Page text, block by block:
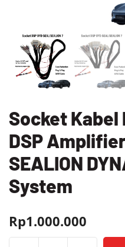
Socket Kabel
DSP
SEALION
System
Rp1.000.000